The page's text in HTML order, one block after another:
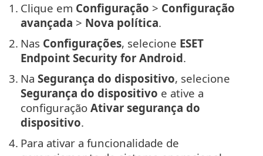
1. Clique em Configuração > Configuração
avançada > Nova política.
2. Nas Configurações, selecione ESET
Endpoint Security for Android.
3. Na Segurança do dispositivo, selecione
Segurança do dispositivo e ative a
configuração Ativar segurança do
dispositivo.
4. Para ativar a funcionalidade de